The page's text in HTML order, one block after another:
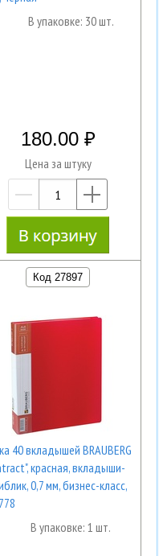
В упаковке: 30 шт.
180.00
Цена за штуку
—
Код 27897
40 вкладышей BRAUBERG
красная, вкладыши-
0,7 мм, бизнес-класс,
В упаковке: 1 шт.